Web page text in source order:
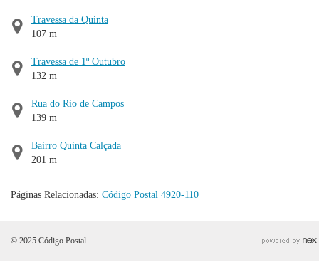
Travessa da Quinta
107 m
Travessa de 1º Outubro
132 m
Rua do Rio de Campos
139 m
Bairro Quinta Calçada
201 m
Páginas Relacionadas: Código Postal 4920-110
© 2025 Código Postal